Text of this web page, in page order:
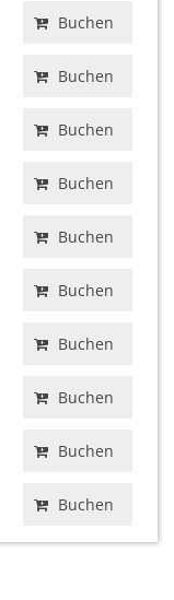
Buchen
Buchen
Buchen
Buchen
Buchen
Buchen
Buchen
Buchen
Buchen
Buchen